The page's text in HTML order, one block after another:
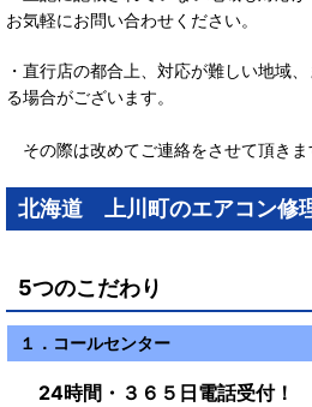
お気軽にお問い合わせください。
・直行店の都合上、対応が難しい地域
る場合がございます。
その際は改めてご連絡をさせて頂きま
北海道 上川町のエアコン修
5つのこだわり
１．コールセンター
24時間・３６５日電話受付！